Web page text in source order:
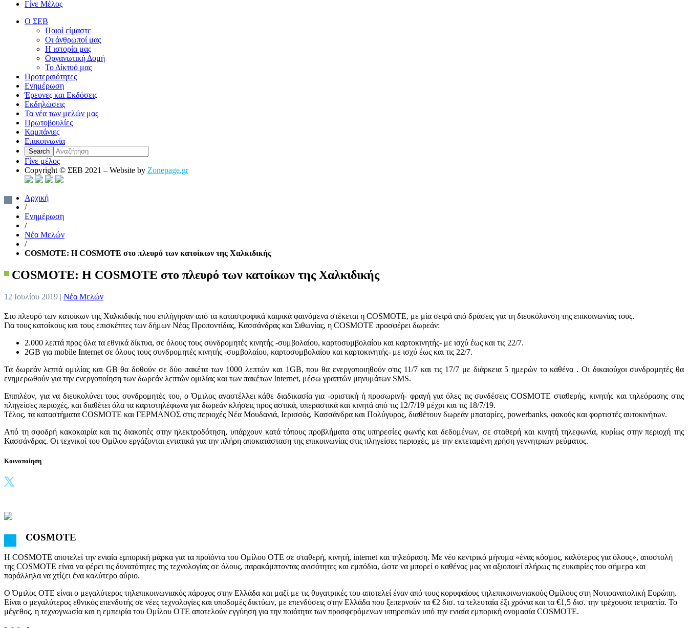
Γίνε Μέλος
Ο ΣΕΒ
Ποιοί είμαστε
Οι άνθρωποί μας
Η ιστορία μας
Οργανωτική Δομή
Το Δίκτυό μας
Προτεραιότητες
Ενημέρωση
Έρευνες και Εκδόσεις
Εκδηλώσεις
Τα νέα των μελών μας
Πρωτοβουλίες
Καμπάνιες
Επικοινωνία
Γίνε μέλος
Copyright © ΣΕΒ 2021 – Website by Zonepage.gr
Αρχική
/
Ενημέρωση
/
Νέα Μελών
/
COSMOTE: Η COSMOTE στο πλευρό των κατοίκων της Χαλκιδικής
COSMOTE: Η COSMOTE στο πλευρό των κατοίκων της Χαλκιδικής
12 Ιουλίου 2019 | Νέα Μελών
Στο πλευρό των κατοίκων της Χαλκιδικής που επλήγησαν από τα καταστροφικά καιρικά φαινόμενα στέκεται η COSMOTE, με μία σειρά από δράσεις για τη διευκόλυνση της επικοινωνίας τους.
Για τους κατοίκους και τους επισκέπτες των δήμων Νέας Προποντίδας, Κασσάνδρας και Σιθωνίας, η COSMOTE προσφέρει δωρεάν:
2.000 λεπτά προς όλα τα εθνικά δίκτυα, σε όλους τους συνδρομητές κινητής -συμβολαίου, καρτοσυμβολαίου και καρτοκινητής- με ισχύ έως και τις 22/7.
2GB για mobile Internet σε όλους τους συνδρομητές κινητής -συμβολαίου, καρτοσυμβολαίου και καρτοκινητής- με ισχύ έως και τις 22/7.
Τα δωρεάν λεπτά ομιλίας και GB θα δοθούν σε δύο πακέτα των 1000 λεπτών και 1GB, που θα ενεργοποιηθούν στις 11/7 και τις 17/7 με διάρκεια 5 ημερών το καθένα . Οι δικαιούχοι συνδρομητές θα
ενημερωθούν για την ενεργοποίηση των δωρεάν λεπτών ομιλίας και των πακέτων Internet, μέσω γραπτών μηνυμάτων SMS.
Επιπλέον, για να διευκολύνει τους συνδρομητές του, ο Όμιλος αναστέλλει κάθε διαδικασία για -οριστική ή προσωρινή- φραγή για όλες τις συνδέσεις COSMOTE σταθερής, κινητής και τηλεόρασης στις
πληγείσες περιοχές, και διαθέτει όλα τα καρτοτηλέφωνα για δωρεάν κλήσεις προς αστικά, υπεραστικά και κινητά από τις 12/7/19 μέχρι και τις 18/7/19.
Τέλος, τα καταστήματα COSMOTE και ΓΕΡΜΑΝΟΣ στις περιοχές Νέα Μουδανιά, Ιερισσός, Κασσάνδρα και Πολύγυρος, διαθέτουν δωρεάν μπαταρίες, powerbanks, φακούς και φορτιστές αυτοκινήτων.
Από τη σφοδρή κακοκαιρία και τις διακοπές στην ηλεκτροδότηση, υπάρχουν κατά τόπους προβλήματα στις υπηρεσίες φωνής και δεδομένων, σε σταθερή και κινητή τηλεφωνία, κυρίως στην περιοχή της
Κασσάνδρας. Οι τεχνικοί του Ομίλου εργάζονται εντατικά για την πλήρη αποκατάσταση της επικοινωνίας στις πληγείσες περιοχές, με την εκτεταμένη χρήση γεννητριών ρεύματος.
Κοινοποίηση
COSMOTE
Η COSMOTE αποτελεί την ενιαία εμπορική μάρκα για τα προϊόντα του Ομίλου ΟΤΕ σε σταθερή, κινητή, internet και τηλεόραση. Με νέο κεντρικό μήνυμα «ένας κόσμος, καλύτερος για όλους», αποστολή
της COSMOTE είναι να φέρει τις δυνατότητες της τεχνολογίας σε όλους, παρακάμπτοντας ανισότητες και εμπόδια, ώστε να μπορεί ο καθένας μας να αξιοποιεί πλήρως τις ευκαιρίες του σήμερα και
παράλληλα να χτίζει ένα καλύτερο αύριο.
Ο Όμιλος ΟΤΕ είναι ο μεγαλύτερος τηλεπικοινωνιακός πάροχος στην Ελλάδα και μαζί με τις θυγατρικές του αποτελεί έναν από τους κορυφαίους τηλεπικοινωνιακούς Ομίλους στη Νοτιοανατολική Ευρώπη.
Είναι ο μεγαλύτερος εθνικός επενδυτής σε νέες τεχνολογίες και υποδομές δικτύων, με επενδύσεις στην Ελλάδα που ξεπερνούν τα €2 δισ. τα τελευταία έξι χρόνια και τα €1,5 δισ. την τρέχουσα τετραετία. Το
μέγεθος, η τεχνογνωσία και η εμπειρία του Ομίλου ΟΤΕ αποτελούν εγγύηση για την ποιότητα των προσφερόμενων υπηρεσιών υπό την ενιαία εμπορική ονομασία COSMOTE.